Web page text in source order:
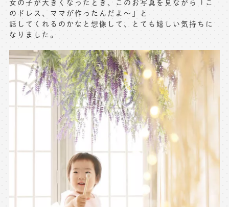
女の子が大きくなったとき、このお写真を見ながら「こ
のドレス、ママが作ったんだよ〜」と
話してくれるのかなと想像して、とても嬉しい気持ちに
なりました。